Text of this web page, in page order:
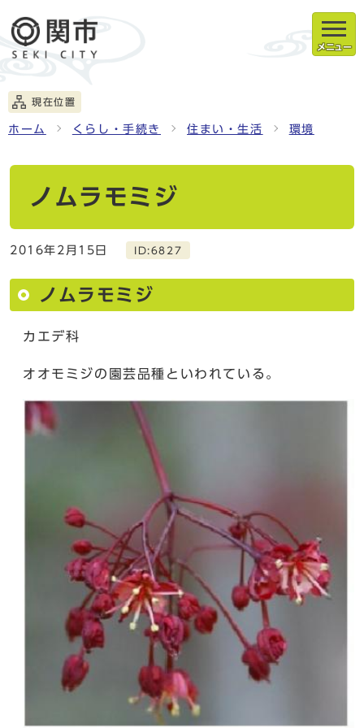
メニュー
現在位置
ホーム くらし・手続き 住まい・生活 環境
ノムラモミジ
2016年2月15日 ID:6827
ノムラモミジ
カエデ科
オオモミジの園芸品種といわれている。